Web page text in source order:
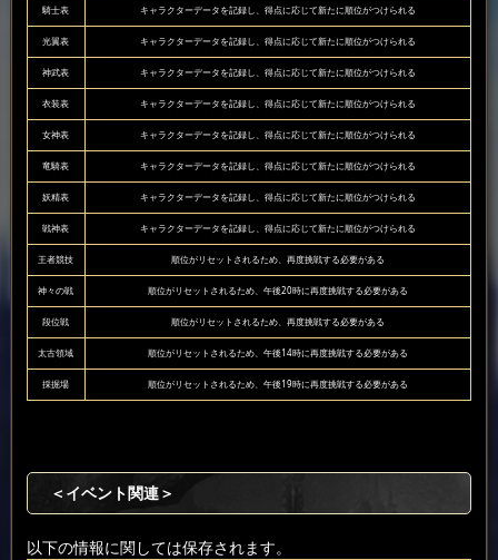
騎士表 キャラクターデータを記録し、得点に応じて新たに順位がつけられる
光翼表 キャラクターデータを記録し、得点に応じて新たに順位がつけられる
神武表 キャラクターデータを記録し、得点に応じて新たに順位がつけられる
衣装表 キャラクターデータを記録し、得点に応じて新たに順位がつけられる
女神表 キャラクターデータを記録し、得点に応じて新たに順位がつけられる
竜騎表 キャラクターデータを記録し、得点に応じて新たに順位がつけられる
妖精表 キャラクターデータを記録し、得点に応じて新たに順位がつけられる
戦神表 キャラクターデータを記録し、得点に応じて新たに順位がつけられる
王者競技 順位がリセットされるため、再度挑戦する必要がある
神々の戦 順位がリセットされるため、午後20時に再度挑戦する必要がある
段位戦 順位がリセットされるため、再度挑戦する必要がある
太古領域 順位がリセットされるため、午後14時に再度挑戦する必要がある
採掘場 順位がリセットされるため、午後19時に再度挑戦する必要がある
＜イベント関連＞
以下の情報に関しては保存されます。